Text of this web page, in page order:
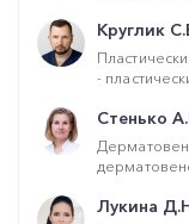
Круглик
-
Стенько
Лукина